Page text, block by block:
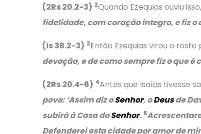
(2Rs 20.2-3) 2Quando Ezequias ouviu
fidelidade, com coração íntegro, e fiz o
(Is 38.2-3) 2Então Ezequias virou o
devoção, e de como sempre fiz o que é
(2Rs 20.4-6) 4Antes que Isaías tivesse
povo:‘Assim diz oSenhor, oDeusde
subirá à Casa doSenhor. 6
Defenderei esta cidade por amor de